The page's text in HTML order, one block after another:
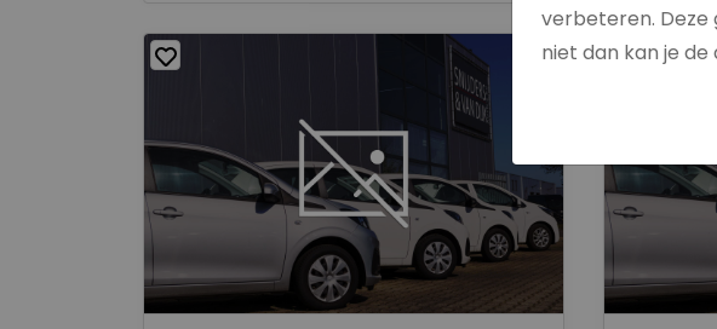
verbeteren. Deze
niet dan kan je